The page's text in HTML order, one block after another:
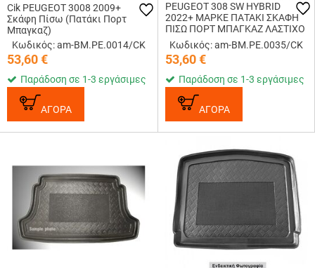
Cik PEUGEOT 3008 2009+
Σκάφη Πίσω (Πατάκι Πορτ
Μπαγκαζ)
Κωδικός: am-BM.PE.0014/CK
53,60€
Παράδοση σε 1-3 εργάσιμες
ΑΓΟΡΑ
PEUGEOT 308 SW HYBRID
2022+ ΜΑΡΚΕ ΠΑΤΑΚΙ ΣΚΑΦΗ
ΠΙΣΩ ΠΟΡΤ ΜΠΑΓΚΑΖ ΛΑΣΤΙΧΟ
ΣΕ ΜΑΥΡΟ ΧΡΩΜΑ CIK - 1 ΤΕΜ.
Κωδικός: am-BM.PE.0035/CK
53,60€
Παράδοση σε 1-3 εργάσιμες
ΑΓΟΡΑ